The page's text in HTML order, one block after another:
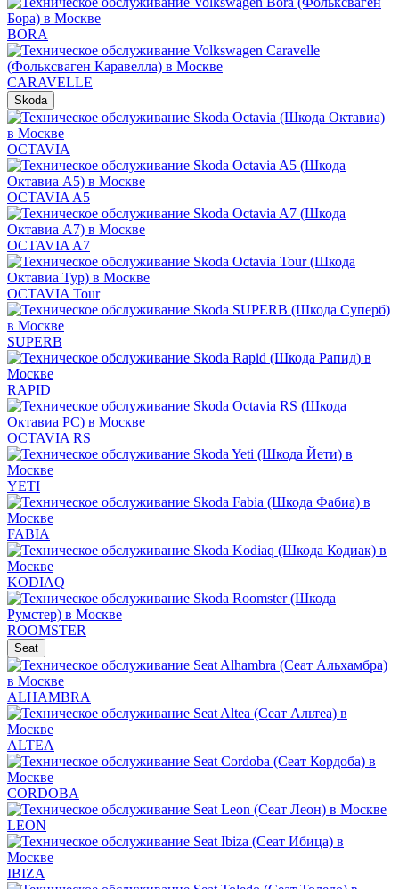
BORA
CARAVELLE
Skoda
OCTAVIA
OCTAVIA A5
OCTAVIA A7
OCTAVIA Tour
SUPERB
RAPID
OCTAVIA RS
YETI
FABIA
KODIAQ
ROOMSTER
Seat
ALHAMBRA
ALTEA
CORDOBA
LEON
IBIZA